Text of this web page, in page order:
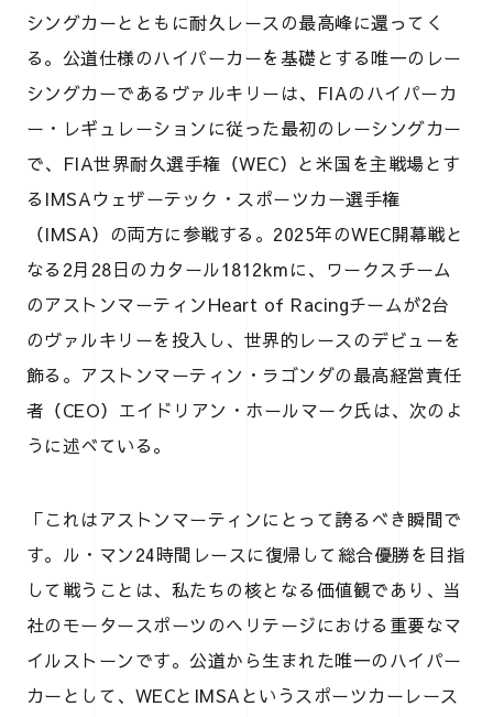
シングカーとともに耐久レースの最高峰に還ってく
る。公道仕様のハイパーカーを基礎とする唯一のレー
シングカーであるヴァルキリーは、FIAのハイパーカ
ー・レギュレーションに従った最初のレーシングカー
で、FIA世界耐久選手権（WEC）と米国を主戦場とす
るIMSAウェザーテック・スポーツカー選手権
（IMSA）の両方に参戦する。2025年のWEC開幕戦と
なる2月28日のカタール1812kmに、ワークスチーム
のアストンマーティンHeart of Racingチームが2台
のヴァルキリーを投入し、世界的レースのデビューを
飾る。アストンマーティン・ラゴンダの最高経営責任
者（CEO）エイドリアン・ホールマーク氏は、次のよ
うに述べている。
「これはアストンマーティンにとって誇るべき瞬間で
す。ル・マン24時間レースに復帰して総合優勝を目指
して戦うことは、私たちの核となる価値観であり、当
社のモータースポーツのヘリテージにおける重要なマ
イルストーンです。公道から生まれた唯一のハイパー
カーとして、WECとIMSAというスポーツカーレース